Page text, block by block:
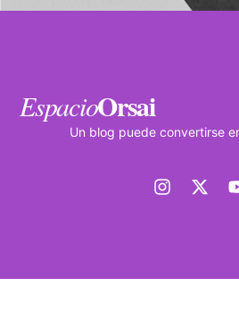
EspacioOrsai
Un blog puede convertirse